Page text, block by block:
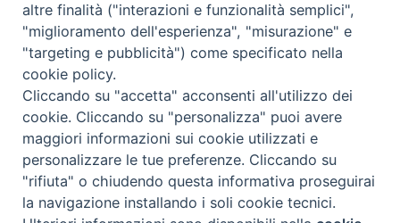
Piazza Giovene 4 – 70056 Molfetta (BA)
comunicazionisociali@diocesimolfetta.it
SEGUICI SU
Facebook
Instagram
X YouTube
Feed
Privacy Policy - trasparenza
altre finalità ("interazioni e funzionalità semplici",
"miglioramento dell'esperienza", "misurazione" e
"targeting e pubblicità") come specificato nella
cookie policy.
Cliccando su "accetta" acconsenti all'utilizzo dei
cookie. Cliccando su "personalizza" puoi avere
maggiori informazioni sui cookie utilizzati e
personalizzare le tue preferenze. Cliccando su
"rifiuta" o chiudendo questa informativa proseguirai
la navigazione installando i soli cookie tecnici.